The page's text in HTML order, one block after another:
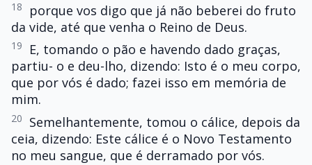
18
porque vos digo que já não beberei do fruto
da vide, até que venha o Reino de Deus.
19
E, tomando o pão e havendo dado graças,
partiu- o e deu-lho, dizendo: Isto é o meu corpo,
que por vós é dado; fazei isso em memória de
mim.
20
Semelhantemente, tomou o cálice, depois da
ceia, dizendo: Este cálice é o Novo Testamento
no meu sangue, que é derramado por vós.